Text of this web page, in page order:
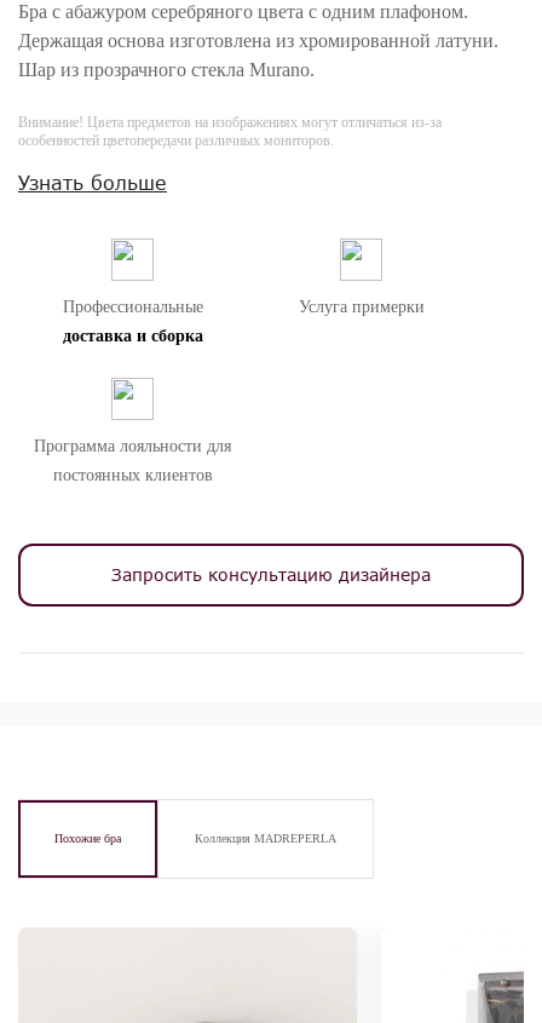
Бра с абажуром серебряного цвета с одним плафоном.
Держащая основа изготовлена из хромированной латуни.
Шар из прозрачного стекла Murano.
Внимание! Цвета предметов на изображениях могут отличаться из-за
особенностей цветопередачи различных мониторов.
Узнать больше
Профессиональные
доставка и сборка
Услуга примерки
Программа лояльности для
постоянных клиентов
Запросить консультацию дизайнера
Похожие бра Коллекция MADREPERLA